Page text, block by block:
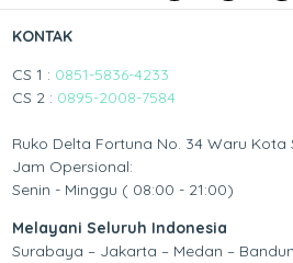
KONTAK
CS 1 : 0851-5836-4233
CS 2 : 0895-2008-7584
Ruko Delta Fortuna No. 34 Waru
Jam Opersional:
Senin - Minggu ( 08:00 - 21:00)
Melayani Seluruh Indonesia
Surabaya – Jakarta – Medan –